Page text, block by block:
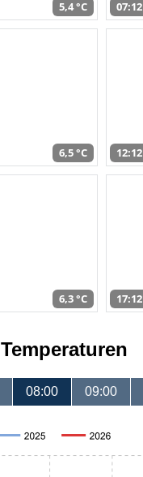
5,4 °C 07:12
6,5 °C 12:12
6,3 °C 17:12
08:00 09:00